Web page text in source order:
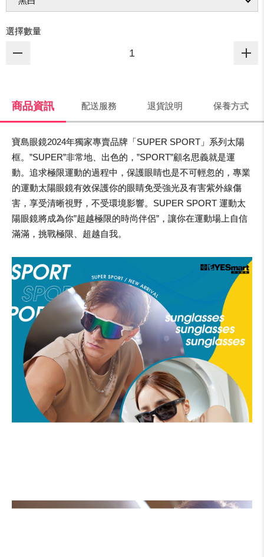
選擇數量
商品資訊 配送服務 退貨說明 保養方式
寶島眼鏡2024年獨家專賣品牌「SUPER SPORT」系列太陽
框。”SUPER”非常地、出色的，”SPORT”顧名思義就是運
動。追求極限運動的過程中，保護眼睛也是不可輕忽的，專業
的運動太陽眼鏡有效保護你的眼睛免受強光及有害紫外線傷
害，享受清晰視野，不受環境影響。SUPER SPORT 運動太
陽眼鏡將成為你”超越極限的時尚伴侶”，讓你在運動場上自信
滿滿，挑戰極限、超越自我。